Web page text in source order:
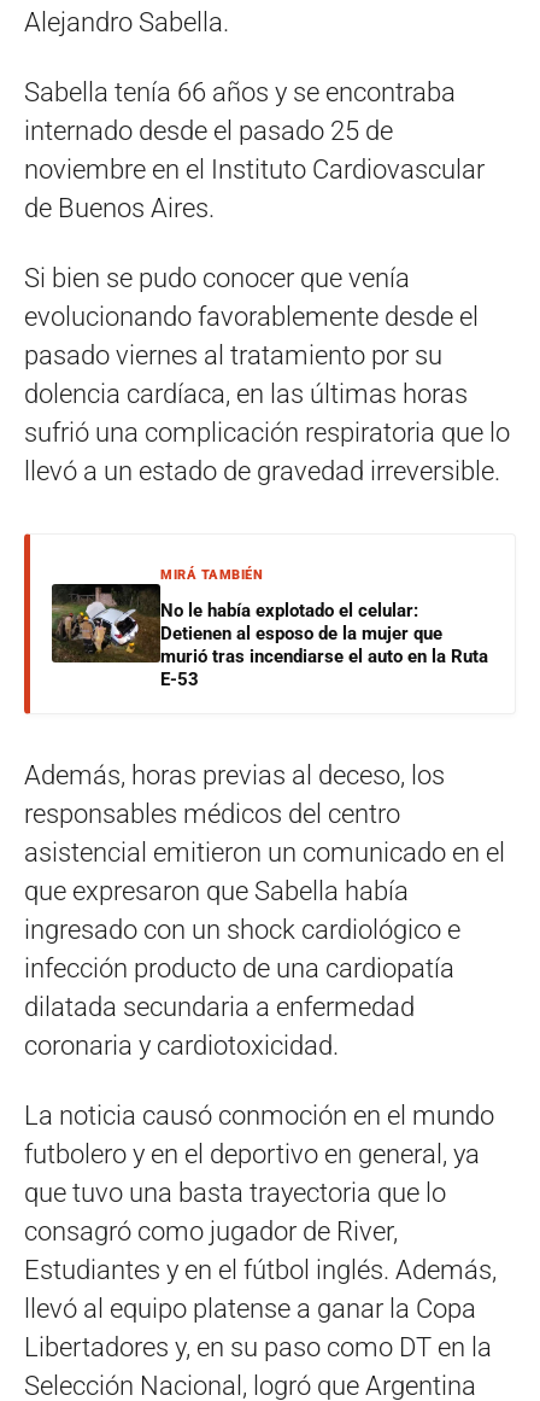
Alejandro Sabella.
Sabella tenía 66 años y se encontraba
internado desde el pasado 25 de
noviembre en el Instituto Cardiovascular
de Buenos Aires.
Si bien se pudo conocer que venía
evolucionando favorablemente desde el
pasado viernes al tratamiento por su
dolencia cardíaca, en las últimas horas
sufrió una complicación respiratoria que lo
llevó a un estado de gravedad irreversible.
MIRÁ TAMBIÉN
No le había explotado el celular:
Detienen al esposo de la mujer que
murió tras incendiarse el auto en la Ruta
E-53
Además, horas previas al deceso, los
responsables médicos del centro
asistencial emitieron un comunicado en el
que expresaron que Sabella había
ingresado con un shock cardiológico e
infección producto de una cardiopatía
dilatada secundaria a enfermedad
coronaria y cardiotoxicidad.
La noticia causó conmoción en el mundo
futbolero y en el deportivo en general, ya
que tuvo una basta trayectoria que lo
consagró como jugador de River,
Estudiantes y en el fútbol inglés. Además,
llevó al equipo platense a ganar la Copa
Libertadores y, en su paso como DT en la
Selección Nacional, logró que Argentina